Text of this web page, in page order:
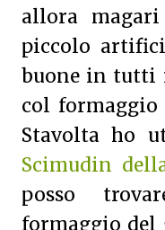
allora
piccolo
buone in tutti
col formaggio
Stavolta ho
Scimudin
posso
formaggio del